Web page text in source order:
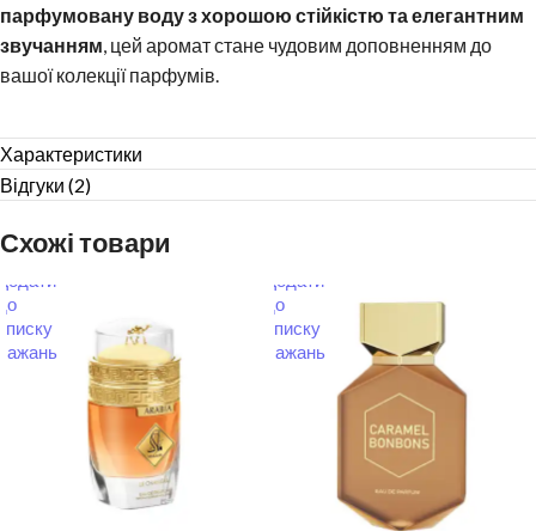
парфумовану воду з хорошою стійкістю та елегантним
звучанням , цей аромат стане чудовим доповненням до
вашої колекції парфумів.
Характеристики
Відгуки (2)
Схожі товари